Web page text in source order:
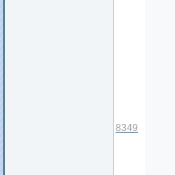
8349